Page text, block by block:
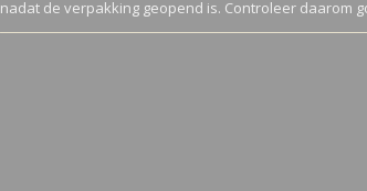
nadat de verpakking geopend is. Controleer daarom